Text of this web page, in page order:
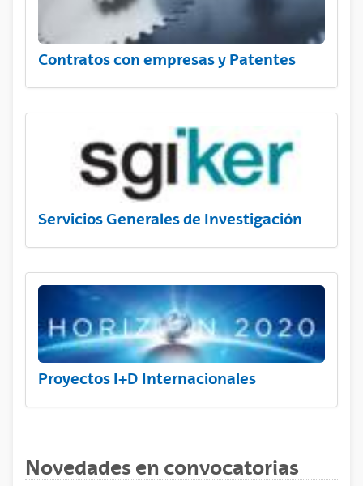
Contratos con empresas y Patentes
Servicios Generales de Investigación
Proyectos I+D Internacionales
Novedades en convocatorias